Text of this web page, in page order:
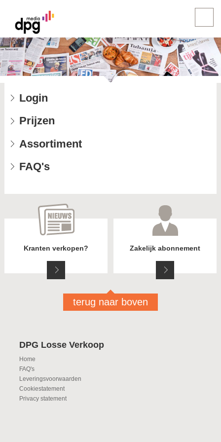
Login
Prijzen
Assortiment
FAQ's
Kranten verkopen? Zakelijk abonnement
terug naar boven
DPG Losse Verkoop
Home
FAQ's
Leveringsvoorwaarden
Cookiestatement
Privacy statement